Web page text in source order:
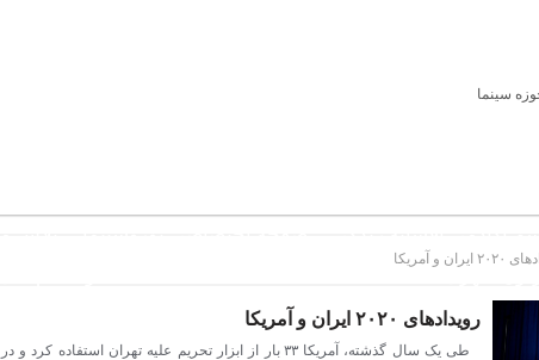
شهری The latest news of world cinema
و آمریکا
رویدادهای ۲۰۲۰ ایران و آمریکا
طی یک سال گذشته، آمریکا ۳۳ بار از ابزار تحریم علیه تهران استفاده کرد و در